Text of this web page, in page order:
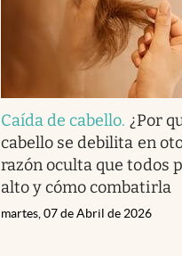
Caída de cabello. ¿Por
cabello se debilita en
razón oculta que todos
alto y cómo combatirla
martes, 07 de Abril de 2026